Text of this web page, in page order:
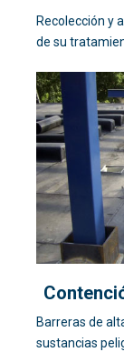
Recolección y
de su
Barreras de
sustancias